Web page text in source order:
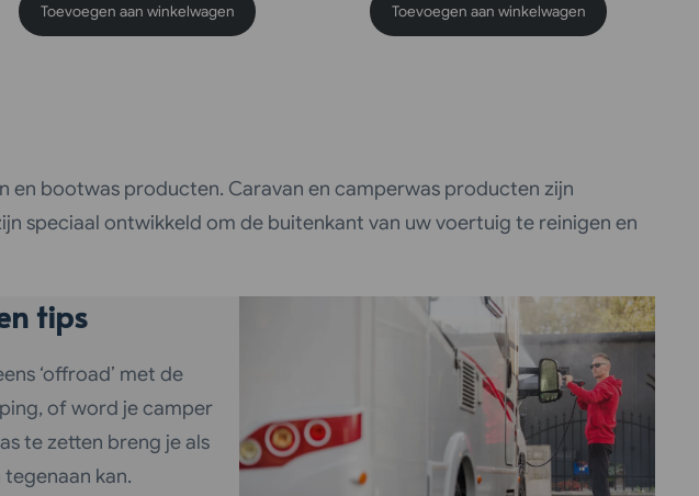
Toevoegen aan winkelwagen Toevoegen aan winkelwagen
en bootwas producten. Caravan en camperwas producten zijn
speciaal ontwikkeld om de buitenkant van uw voertuig te reinigen en
tips
‘offroad’ met de
of word je camper
te zetten breng je als
kan.